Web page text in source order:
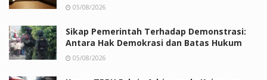
05/08/2026
Sikap Pemerintah Terhadap Demonstrasi:
Antara Hak Demokrasi dan Batas Hukum
05/08/2026